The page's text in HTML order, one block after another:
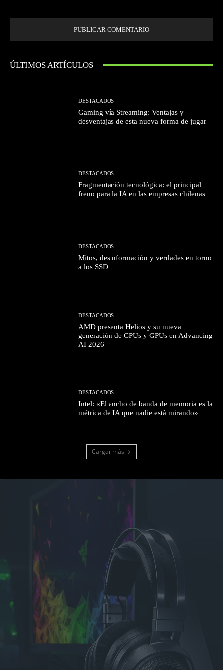
ÚLTIMOS ARTÍCULOS
DESTACADOS
Gaming vía Streaming: Ventajas y
desventajas de esta nueva forma de jugar
DESTACADOS
Fragmentación tecnológica: el principal
freno para la IA en las empresas chilenas
DESTACADOS
Mitos, desinformación y verdades en torno
a los SSD
DESTACADOS
AMD presenta Helios y su nueva
generación de CPUs y GPUs en Advancing
AI 2026
DESTACADOS
Intel: «El ancho de banda de memoria es la
métrica de IA que nadie está mirando»
Cargar más